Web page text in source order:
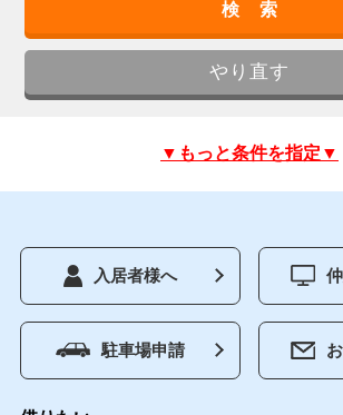
▼もっと条件を指定▼
入居者様へ
駐車場申請